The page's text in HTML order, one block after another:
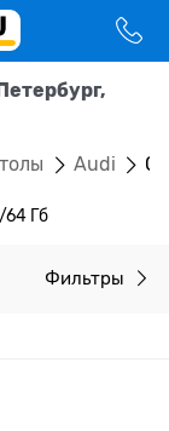
Audi Q3
64 Гб
Фильтры